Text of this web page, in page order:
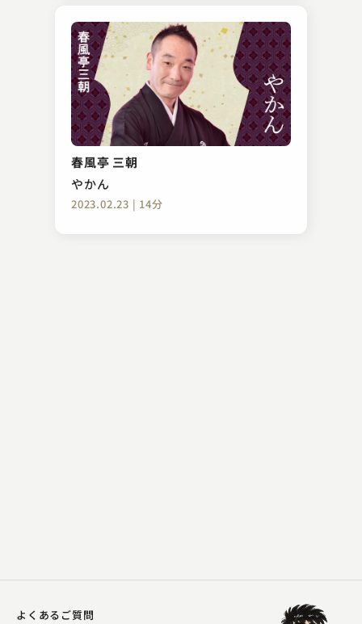
春風亭 三朝
やかん
2023.02.23 | 14分
桂 源太
山内一豊と千代
2024.04.11 | 17分
よくあるご質問